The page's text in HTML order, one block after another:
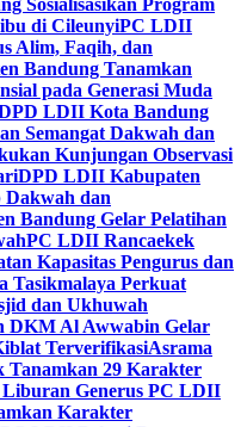
Sosialisasikan Program
di CileunyiPC LDII
Alim, Faqih, dan
Bandung Tanamkan
pada Generasi Muda
LDII Kota Bandung
Semangat Dakwah dan
Kunjungan Observasi
DPD LDII Kabupaten
Dakwah dan
Bandung Gelar Pelatihan
PC LDII Rancaekek
Kapasitas Pengurus dan
Perkuat
dan Ukhuwah
DKM Al Awwabin Gelar
TerverifikasiAsrama
Tanamkan 29 Karakter
Liburan Generus PC LDII
Karakter